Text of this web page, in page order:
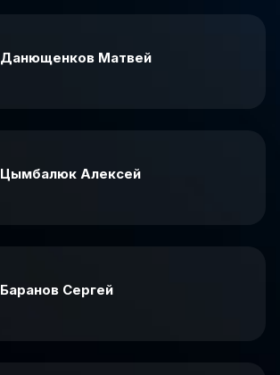
Данющенков Матвей
Цымбалюк Алексей
Баранов Сергей